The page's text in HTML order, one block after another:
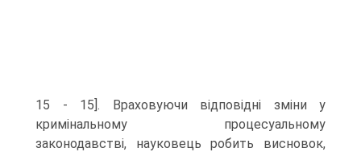
15 - 15]. Враховуючи відповідні зміни у
кримінальному процесуальному
законодавстві, науковець робить висновок,